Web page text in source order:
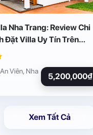
Nha Trang: Review Chi
Đặt Villa Uy Tín Trên
Viên, Nha
5,200,000₫
Xem Tất Cả